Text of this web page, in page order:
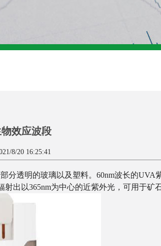
效应波段
8/20 16:25:41
透明的玻璃以及塑料。60nm波长的UVA
出以365nm为中心的近紫外光，可用于矿